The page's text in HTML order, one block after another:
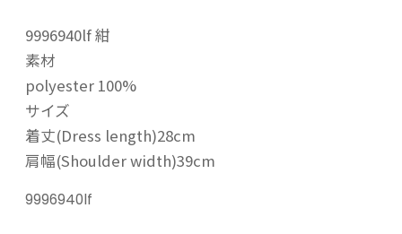
9996940lf 紺
素材
polyester 100%
サイズ
着丈(Dress length)28cm
肩幅(Shoulder width)39cm
9996940lf